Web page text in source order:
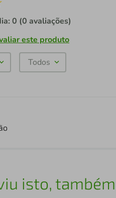
0 (0 avaliações)
este produto
Todos
isto,